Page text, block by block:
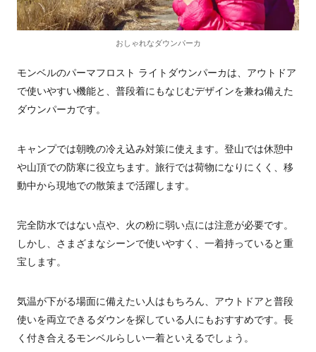
おしゃれなダウンパーカ
モンベルのパーマフロスト ライトダウンパーカは、アウトドア
で使いやすい機能と、普段着にもなじむデザインを兼ね備えた
ダウンパーカです。
キャンプでは朝晩の冷え込み対策に使えます。登山では休憩中
や山頂での防寒に役立ちます。旅行では荷物になりにくく、移
動中から現地での散策まで活躍します。
完全防水ではない点や、火の粉に弱い点には注意が必要です。
しかし、さまざまなシーンで使いやすく、一着持っていると重
宝します。
気温が下がる場面に備えたい人はもちろん、アウトドアと普段
使いを両立できるダウンを探している人にもおすすめです。長
く付き合えるモンベルらしい一着といえるでしょう。